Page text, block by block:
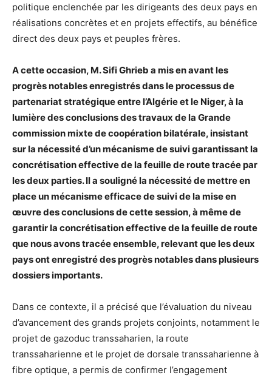
politique enclenchée par les dirigeants des deux pays en
réalisations concrètes et en projets effectifs, au bénéfice
direct des deux pays et peuples frères.
A cette occasion, M. Sifi Ghrieb a mis en avant les
progrès notables enregistrés dans le processus de
partenariat stratégique entre l’Algérie et le Niger, à la
lumière des conclusions des travaux de la Grande
commission mixte de coopération bilatérale, insistant
sur la nécessité d’un mécanisme de suivi garantissant la
concrétisation effective de la feuille de route tracée par
les deux parties. Il a souligné la nécessité de mettre en
place un mécanisme efficace de suivi de la mise en
œuvre des conclusions de cette session, à même de
garantir la concrétisation effective de la feuille de route
que nous avons tracée ensemble, relevant que les deux
pays ont enregistré des progrès notables dans plusieurs
dossiers importants.
Dans ce contexte, il a précisé que l’évaluation du niveau
d’avancement des grands projets conjoints, notamment le
projet de gazoduc transsaharien, la route
transsaharienne et le projet de dorsale transsaharienne à
fibre optique, a permis de confirmer l’engagement